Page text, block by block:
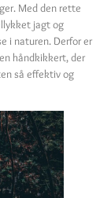
Med den rette
jagt og
i naturen. Derfor er
håndkikkert, der
så effektiv og